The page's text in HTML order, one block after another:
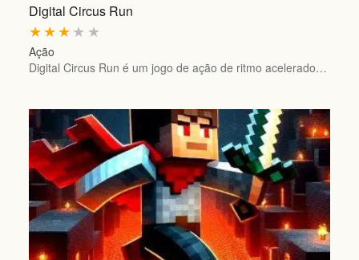
Digital Circus Run
★
★
★
★
★
Ação
Digital Circus Run é um jogo de ação de ritmo acelerado…